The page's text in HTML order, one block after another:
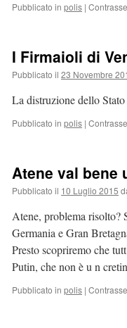
Pubblicato in polis |
I Firmaioli di
Pubblicato il 23 Novembre
La distruzione dello
Pubblicato in polis |
Atene val bene
Pubblicato il 10 Luglio 2015
Atene, problema risolto?
Germania e Gran
Presto scopriremo che
Putin, che non è u n
Pubblicato in polis |